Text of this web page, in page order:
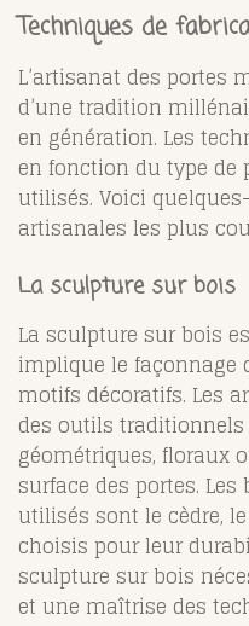
Techniques de
L’artisanat des portes
d’une tradition
en génération. Les
en fonction du type de
utilisés. Voici
artisanales les plus
La sculpture sur bois
La sculpture sur bois
implique le façonnage
motifs décoratifs. Les
des outils
géométriques, floraux
surface des portes.
utilisés sont le cèdre,
choisis pour leur
sculpture sur bois
et une maîtrise des